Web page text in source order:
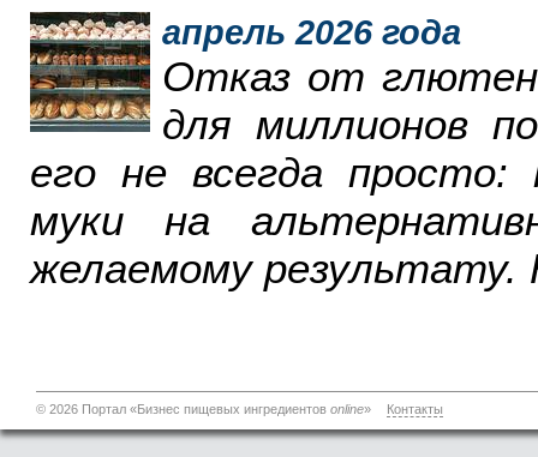
апрель 2026 года
Отказ от
для миллионов
его не всегда просто:
муки на
желаемому результату.
© 2026 Портал «Бизнес пищевых ингредиентов online» Контакты